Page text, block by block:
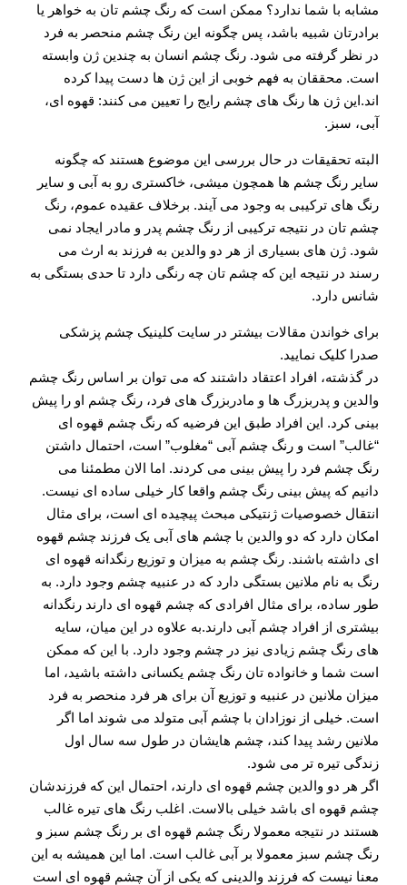
مشابه با شما ندارد؟ ممکن است که رنگ چشم تان به خواهر یا
برادرتان شبیه باشد، پس چگونه این رنگ چشم منحصر به فرد
در نظر گرفته می شود. رنگ چشم انسان به چندین ژن وابسته
است. محققان به فهم خوبی از این ژن ها دست پیدا کرده
اند.این ژن ها رنگ های چشم رایج را تعیین می کنند: قهوه ای،
آبی، سبز.
البته تحقیقات در حال بررسی این موضوع هستند که چگونه
سایر رنگ چشم ها همچون میشی، خاکستری رو به آبی و سایر
رنگ های ترکیبی به وجود می آیند. برخلاف عقیده عموم، رنگ
چشم تان در نتیجه ترکیبی از رنگ چشم پدر و مادر ایجاد نمی
شود. ژن های بسیاری از هر دو والدین به فرزند به ارث می
رسند در نتیجه این که چشم تان چه رنگی دارد تا حدی بستگی به
شانس دارد.
برای خواندن مقالات بیشتر در سایت کلینیک چشم پزشکی
صدرا کلیک نمایید.
در گذشته، افراد اعتقاد داشتند که می توان بر اساس رنگ چشم
والدین و پدربزرگ ها و مادربزرگ های فرد، رنگ چشم او را پیش
بینی کرد. این افراد طبق این فرضیه که رنگ چشم قهوه ای
“غالب” است و رنگ چشم آبی “مغلوب” است، احتمال داشتن
رنگ چشم فرد را پیش بینی می کردند. اما الان مطمئنا می
دانیم که پیش بینی رنگ چشم واقعا کار خیلی ساده ای نیست.
انتقال خصوصیات ژنتیکی مبحث پیچیده ای است، برای مثال
امکان دارد که دو والدین با چشم های آبی یک فرزند چشم قهوه
ای داشته باشند. رنگ چشم به میزان و توزیع رنگدانه قهوه ای
رنگ به نام ملانین بستگی دارد که در عنبیه چشم وجود دارد. به
طور ساده، برای مثال افرادی که چشم قهوه ای دارند رنگدانه
بیشتری از افراد چشم آبی دارند.به علاوه در این میان، سایه
های رنگ چشم زیادی نیز در چشم وجود دارد. با این که ممکن
است شما و خانواده تان رنگ چشم یکسانی داشته باشید، اما
میزان ملانین در عنبیه و توزیع آن برای هر فرد منحصر به فرد
است. خیلی از نوزادان با چشم آبی متولد می شوند اما اگر
ملانین رشد پیدا کند، چشم هایشان در طول سه سال اول
زندگی تیره تر می شود.
اگر هر دو والدین چشم قهوه ای دارند، احتمال این که فرزندشان
چشم قهوه ای باشد خیلی بالاست. اغلب رنگ های تیره غالب
هستند در نتیجه معمولا رنگ چشم قهوه ای بر رنگ چشم سبز و
رنگ چشم سبز معمولا بر آبی غالب است. اما این همیشه به این
معنا نیست که فرزند والدینی که یکی از آن چشم قهوه ای است